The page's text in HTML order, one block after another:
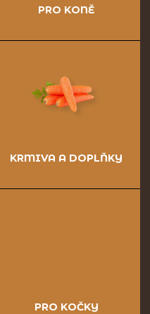
PRO KONĚ
KRMIVA A DOPLŇKY
PRO KOČKY